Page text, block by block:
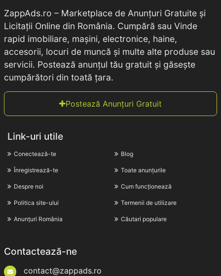
ZappAds.ro – Marketplace de Anunțuri Gratuite și
Licitații Online din România. Cumpără sau Vinde
rapid imobiliare, mașini, electronice, haine,
accesorii, locuri de muncă și multe alte produse sau
servicii. Postează anunțul tău gratuit și găsește
cumpărători din toată țara.
Postează Anunțuri Gratuit
Link-uri utile
Conectează-te
Înregistrează-te
Despre noi
Politica site-ului
Anunțuri România
Blog
Toate anunțurile
Cum funcționează
Termenii de utilizare
Căutari populare
Contactează-ne
contact@zappads.ro